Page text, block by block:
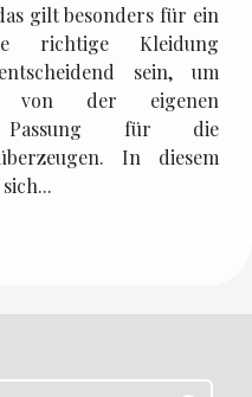
gilt besonders für ein
richtige Kleidung
sein, um
von der eigenen
Passung für die
In diesem